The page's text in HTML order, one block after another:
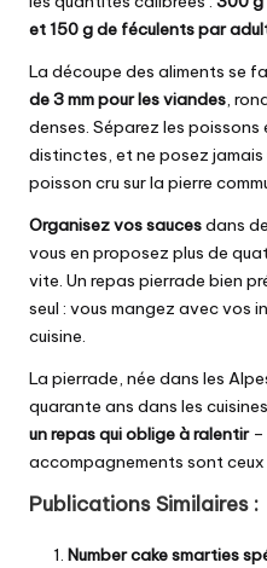
et 150 g de féculents par
La découpe des aliments se
de 3 mm pour les viandes,
denses. Séparez les
distinctes, et ne posez
poisson cru sur la pierre
Organisez vos saucesdans
vous en proposez plus de
vite. Un repas pierrade bien
seul : vous mangez avec vos
cuisine.
La pierrade, née dans les
quarante ans dans les
un repas qui oblige à ralentir–
accompagnements sont
Publications Similaires :
Number cake smarties